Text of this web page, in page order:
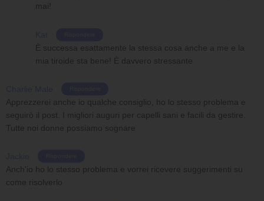
mai!
È successa esattamente la stessa cosa anche a me e la
mia tiroide sta bene! È davvero stressante
Apprezzerei anche io qualche consiglio, ho lo stesso problema e
seguirò il post. I migliori auguri per capelli sani e facili da gestire.
Tutte noi donne possiamo sognare
Anch'io ho lo stesso problema e vorrei ricevere suggerimenti su
come risolverlo